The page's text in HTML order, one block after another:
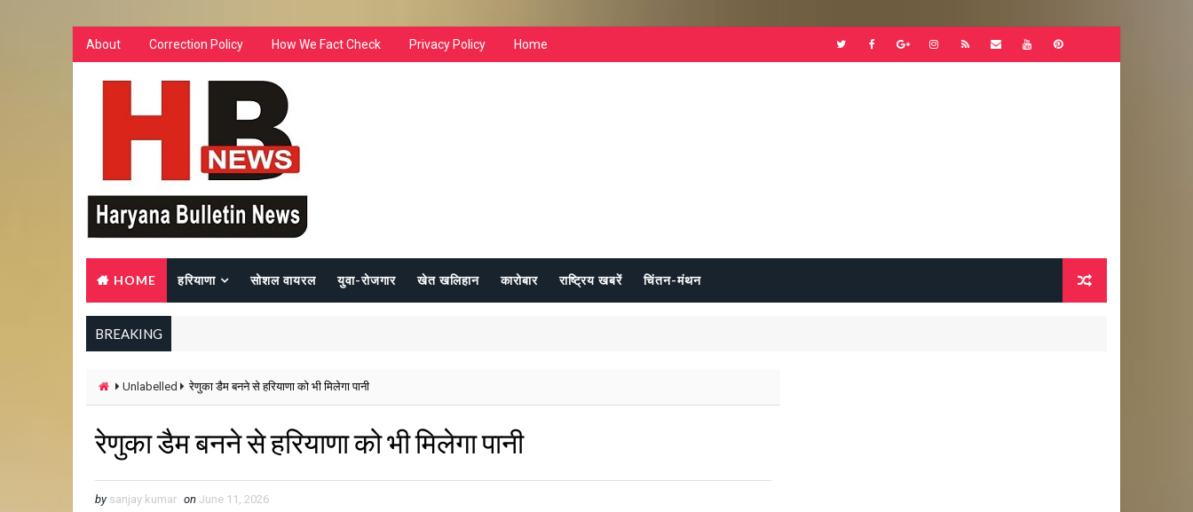
About Correction Policy How We Fact Check Privacy Policy Home
HOME हरियाणा सोशल वायरल युवा-रोजगार खेत खलिहान कारोबार राष्ट्रिय खबरें चिंतन-मंथन
BREAKING
Unlabelled रेणुका डैम बनने से हरियाणा को भी मिलेगा पानी
रेणुका डैम बनने से हरियाणा को भी मिलेगा पानी
by sanjay kumar on June 11, 2026